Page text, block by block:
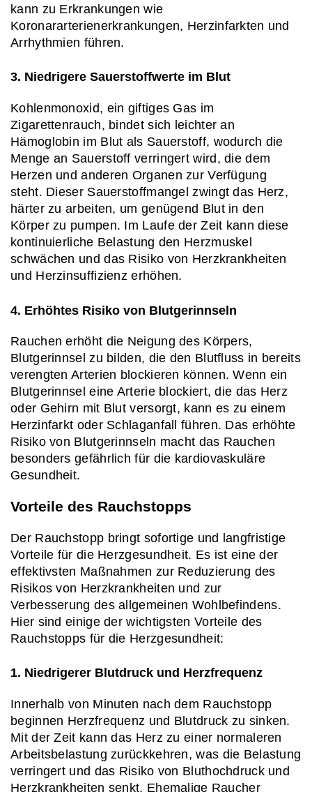
kann zu Erkrankungen wie
Koronararterienerkrankungen, Herzinfarkten und
Arrhythmien führen.
3. Niedrigere Sauerstoffwerte im Blut
Kohlenmonoxid, ein giftiges Gas im
Zigarettenrauch, bindet sich leichter an
Hämoglobin im Blut als Sauerstoff, wodurch die
Menge an Sauerstoff verringert wird, die dem
Herzen und anderen Organen zur Verfügung
steht. Dieser Sauerstoffmangel zwingt das Herz,
härter zu arbeiten, um genügend Blut in den
Körper zu pumpen. Im Laufe der Zeit kann diese
kontinuierliche Belastung den Herzmuskel
schwächen und das Risiko von Herzkrankheiten
und Herzinsuffizienz erhöhen.
4. Erhöhtes Risiko von Blutgerinnseln
Rauchen erhöht die Neigung des Körpers,
Blutgerinnsel zu bilden, die den Blutfluss in bereits
verengten Arterien blockieren können. Wenn ein
Blutgerinnsel eine Arterie blockiert, die das Herz
oder Gehirn mit Blut versorgt, kann es zu einem
Herzinfarkt oder Schlaganfall führen. Das erhöhte
Risiko von Blutgerinnseln macht das Rauchen
besonders gefährlich für die kardiovaskuläre
Gesundheit.
Vorteile des Rauchstopps
Der Rauchstopp bringt sofortige und langfristige
Vorteile für die Herzgesundheit. Es ist eine der
effektivsten Maßnahmen zur Reduzierung des
Risikos von Herzkrankheiten und zur
Verbesserung des allgemeinen Wohlbefindens.
Hier sind einige der wichtigsten Vorteile des
Rauchstopps für die Herzgesundheit:
1. Niedrigerer Blutdruck und Herzfrequenz
Innerhalb von Minuten nach dem Rauchstopp
beginnen Herzfrequenz und Blutdruck zu sinken.
Mit der Zeit kann das Herz zu einer normaleren
Arbeitsbelastung zurückkehren, was die Belastung
verringert und das Risiko von Bluthochdruck und
Herzkrankheiten senkt. Ehemalige Raucher